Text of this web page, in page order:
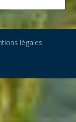
légales